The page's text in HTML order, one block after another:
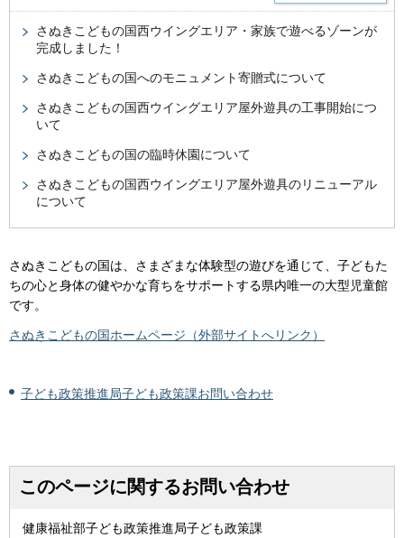
さぬきこどもの国西ウイングエリア・家族で遊べるゾーンが
完成しました！
さぬきこどもの国へのモニュメント寄贈式について
さぬきこどもの国西ウイングエリア屋外遊具の工事開始につ
いて
さぬきこどもの国の臨時休園について
さぬきこどもの国西ウイングエリア屋外遊具のリニューアル
について
さぬきこどもの国は、さまざまな体験型の遊びを通じて、子どもた
ちの心と身体の健やかな育ちをサポートする県内唯一の大型児童館
です。
さぬきこどもの国ホームページ（外部サイトへリンク）
子ども政策推進局子ども政策課お問い合わせ
このページに関するお問い合わせ
健康福祉部子ども政策推進局子ども政策課